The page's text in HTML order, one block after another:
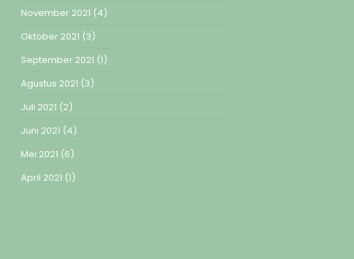
November 2021 (4)
Oktober 2021 (3)
September 2021 (1)
Agustus 2021 (3)
Juli 2021 (2)
Juni 2021 (4)
Mei 2021 (6)
April 2021 (1)